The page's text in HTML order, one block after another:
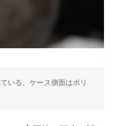
いる。ケース側面はポリ